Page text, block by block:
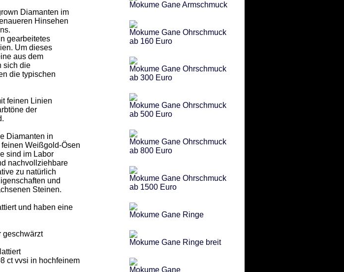
Diamanten im
Hinsehen
gearbeitetes
Um dieses
aus dem
sich die
die typischen
feinen Linien
der
Diamanten in
Weißgold-Ösen
sind im Labor
nachvollziehbare
zu natürlich
und
Steinen.
und haben eine
geschwärzt
ct vvsi in hochfeinem
Mokume Gane Armschmuck
Mokume Gane Ohrschmuck
ab 160 Euro
Mokume Gane Ohrschmuck
ab 300 Euro
Mokume Gane Ohrschmuck
ab 500 Euro
Mokume Gane Ohrschmuck
ab 800 Euro
Mokume Gane Ohrschmuck
ab 1500 Euro
Mokume Gane Ringe
Mokume Gane Ringe breit
Mokume Gane